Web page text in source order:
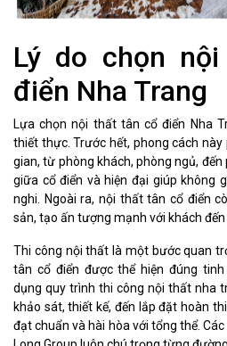
Lý do chọn
điển Nha Trang
Lựa chọn nội thất tân cổ điển Nha
thiết thực. Trước hết, phong cách này
gian, từ phòng khách, phòng ngủ,
giữa cổ điển và hiện đại giúp không
nghi. Ngoài ra, nội thất tân cổ điển
sản, tạo ấn tượng mạnh với khách đến
Thi công nội thất là một bước quan
tân cổ điển được thể hiện đúng tinh
dụng quy trình thi công nội thất nha
khảo sát, thiết kế, đến lắp đặt hoàn
đạt chuẩn và hài hòa với tổng thể.